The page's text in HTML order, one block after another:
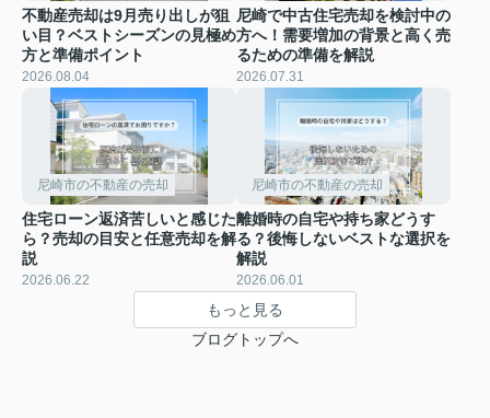
不動産売却は9月売り出しが狙
い目？ベストシーズンの見極め
方と準備ポイント
2026.08.04
尼崎で中古住宅売却を検討中の
方へ！需要増加の背景と高く売
るための準備を解説
2026.07.31
尼崎市の不動産の売却
住宅ローン返済苦しいと感じた
ら？売却の目安と任意売却を解
説
2026.06.22
尼崎市の不動産の売却
離婚時の自宅や持ち家どうす
る？後悔しないベストな選択を
解説
2026.06.01
もっと見る
ブログトップへ